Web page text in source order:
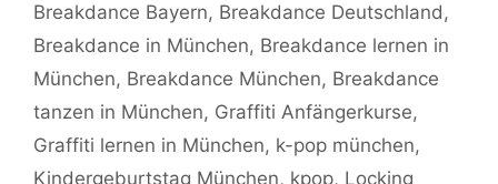
Breakdance Bayern, Breakdance Deutschland,
Breakdance in München, Breakdance lernen in
München, Breakdance München, Breakdance
tanzen in München, Graffiti Anfängerkurse,
Graffiti lernen in München, k-pop münchen,
Kindergeburtstag München, kpop, Locking